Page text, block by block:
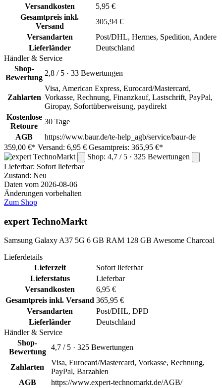
Versandkosten
5,95 €
Gesamtpreis inkl.
Versand
305,94 €
Versandarten
Post/DHL, Hermes, Spedition, Andere
Lieferländer
Deutschland
Händler & Service
Shop-
Bewertung
2,8 / 5 · 33 Bewertungen
Zahlarten
Visa, American Express, Eurocard/Mastercard,
Vorkasse, Rechnung, Finanzkauf, Lastschrift, PayPal,
Giropay, Sofortüberweisung, paydirekt
Kostenlose
Retoure
30 Tage
AGB
https://www.baur.de/te-help_agb/service/baur-de
359,00 €* Versand: 6,95 € Gesamtpreis: 365,95 €*
Shop: 4,7 / 5 · 325 Bewertungen
Lieferbar: Sofort lieferbar
Zustand: Neu
Daten vom 2026-08-06
Änderungen vorbehalten
Zum Shop
expert TechnoMarkt
Samsung Galaxy A37 5G 6 GB RAM 128 GB Awesome Charcoal
Lieferdetails
Lieferzeit
Sofort lieferbar
Lieferstatus
Lieferbar
Versandkosten
6,95 €
Gesamtpreis inkl. Versand 365,95 €
Versandarten
Post/DHL, DPD
Lieferländer
Deutschland
Händler & Service
Shop-
Bewertung
4,7 / 5 · 325 Bewertungen
Zahlarten
Visa, Eurocard/Mastercard, Vorkasse, Rechnung,
PayPal, Barzahlen
AGB
https://www.expert-technomarkt.de/AGB/